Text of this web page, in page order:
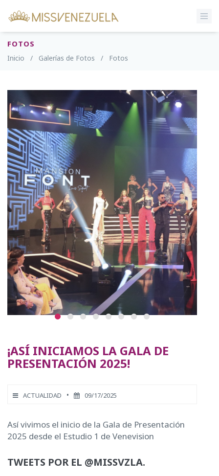
FOTOS
Inicio / Galerías de Fotos / Fotos
¡ASÍ INICIAMOS LA GALA DE
PRESENTACIÓN 2025!
ACTUALIDAD • 09/17/2025
Así vivimos el inicio de la Gala de Presentación
2025 desde el Estudio 1 de Venevision
TWEETS POR EL @MISSVZLA.